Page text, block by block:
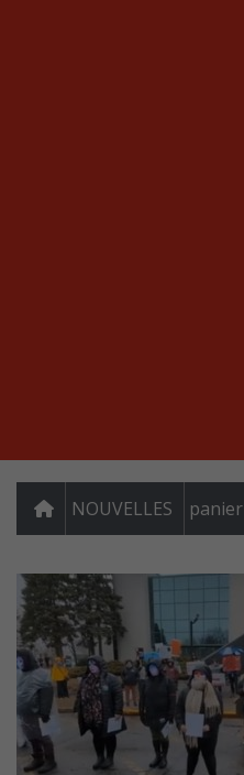
NOUVELLES panier